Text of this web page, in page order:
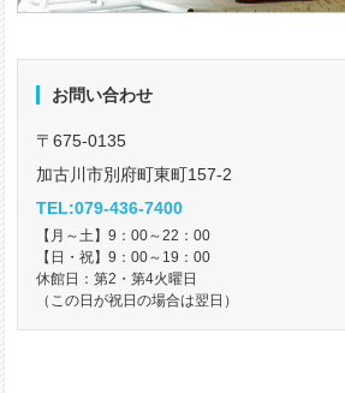
お問い合わせ
〒675-0135
加古川市別府町東町157-2
TEL:079-436-7400
【月～土】9：00～22：00
【日・祝】9：00～19：00
休館日：第2・第4火曜日
（この日が祝日の場合は翌日）